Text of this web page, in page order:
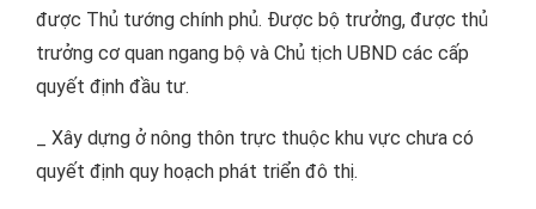
được Thủ tướng chính phủ. Được bộ trưởng, được thủ
trưởng cơ quan ngang bộ và Chủ tịch UBND các cấp
quyết định đầu tư.
_ Xây dựng ở nông thôn trực thuộc khu vực chưa có
quyết định quy hoạch phát triển đô thị.